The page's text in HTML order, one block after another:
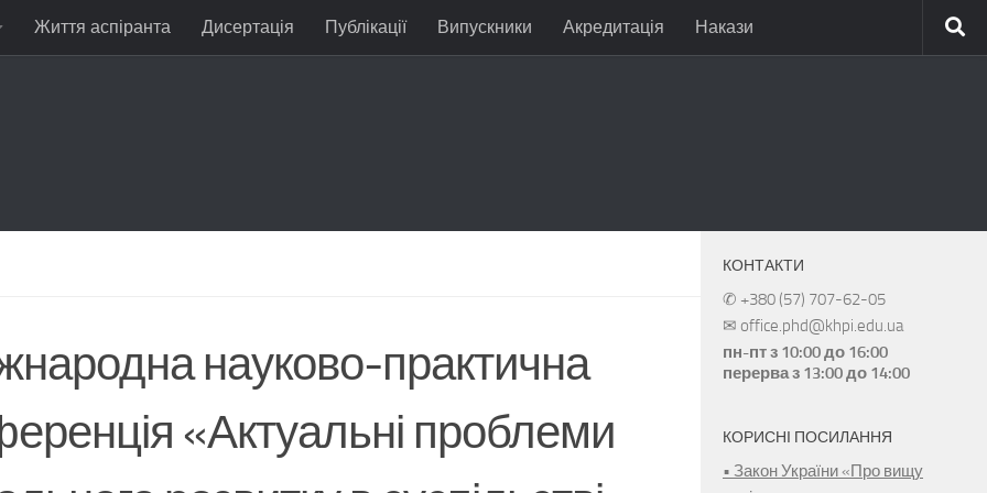
Життя аспіранта Дисертація Публікації Випускники Акредитація Накази
науково-практична
«Актуальні проблеми
КОНТАКТИ
✆ +380 (57) 707-62-05
✉ office.phd@khpi.edu.ua
пн-пт з 10:00 до 16:00
перерва з 13:00 до 14:00
КОРИСНІ ПОСИЛАННЯ
• Закон України «Про вищу